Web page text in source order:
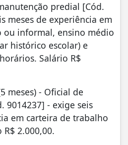
predial [Cód.
meses de experiência em
ou informal, ensino médio
histórico escolar) e
Salário R$
meses) - Oficial de
9014237] - exige seis
em carteira de trabalho
2.000,00.